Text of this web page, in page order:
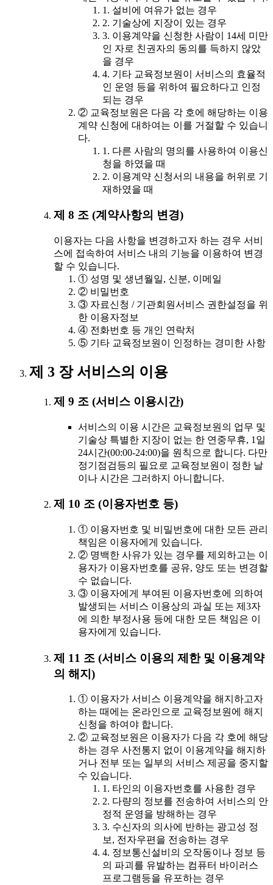
1. 설비에 여유가 없는 경우
2. 기술상에 지장이 있는 경우
3. 이용계약을 신청한 사람이 14세 미만
인 자로 친권자의 동의를 득하지 않았
을 경우
4. 기타 교육정보원이 서비스의 효율적
인 운영 등을 위하여 필요하다고 인정
되는 경우
② 교육정보원은 다음 각 호에 해당하는 이용
계약 신청에 대하여는 이를 거절할 수 있습니
다.
1. 다른 사람의 명의를 사용하여 이용신
청을 하였을 때
2. 이용계약 신청서의 내용을 허위로 기
재하였을 때
제 8 조 (계약사항의 변경)
이용자는 다음 사항을 변경하고자 하는 경우 서비
스에 접속하여 서비스 내의 기능을 이용하여 변경
할 수 있습니다.
① 성명 및 생년월일, 신분, 이메일
② 비밀번호
③ 자료신청 / 기관회원서비스 권한설정을 위
한 이용자정보
④ 전화번호 등 개인 연락처
⑤ 기타 교육정보원이 인정하는 경미한 사항
제 3 장 서비스의 이용
제 9 조 (서비스 이용시간)
서비스의 이용 시간은 교육정보원의 업무 및
기술상 특별한 지장이 없는 한 연중무휴, 1일
24시간(00:00-24:00)을 원칙으로 합니다. 다만
정기점검등의 필요로 교육정보원이 정한 날
이나 시간은 그러하지 아니합니다.
제 10 조 (이용자번호 등)
① 이용자번호 및 비밀번호에 대한 모든 관리
책임은 이용자에게 있습니다.
② 명백한 사유가 있는 경우를 제외하고는 이
용자가 이용자번호를 공유, 양도 또는 변경할
수 없습니다.
③ 이용자에게 부여된 이용자번호에 의하여
발생되는 서비스 이용상의 과실 또는 제3자
에 의한 부정사용 등에 대한 모든 책임은 이
용자에게 있습니다.
제 11 조 (서비스 이용의 제한 및 이용계약
의 해지)
① 이용자가 서비스 이용계약을 해지하고자
하는 때에는 온라인으로 교육정보원에 해지
신청을 하여야 합니다.
② 교육정보원은 이용자가 다음 각 호에 해당
하는 경우 사전통지 없이 이용계약을 해지하
거나 전부 또는 일부의 서비스 제공을 중지할
수 있습니다.
1. 타인의 이용자번호를 사용한 경우
2. 다량의 정보를 전송하여 서비스의 안
정적 운영을 방해하는 경우
3. 수신자의 의사에 반하는 광고성 정
보, 전자우편을 전송하는 경우
4. 정보통신설비의 오작동이나 정보 등
의 파괴를 유발하는 컴퓨터 바이러스
프로그램등을 유포하는 경우